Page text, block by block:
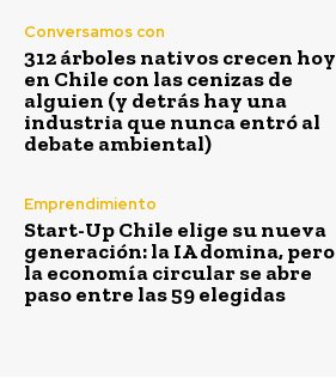
Conversamos con
312 árboles nativos crecen hoy
en Chile con las cenizas de
alguien (y detrás hay una
industria que nunca entró al
debate ambiental)
Emprendimiento
Start-Up Chile elige su nueva
generación: la IA domina, pero
la economía circular se abre
paso entre las 59 elegidas